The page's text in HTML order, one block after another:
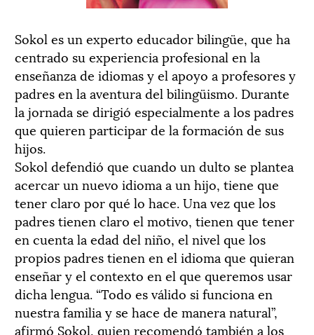
Sokol es un experto educador bilingüe, que ha
centrado su experiencia profesional en la
enseñanza de idiomas y el apoyo a profesores y
padres en la aventura del bilingüismo. Durante
la jornada se dirigió especialmente a los padres
que quieren participar de la formación de sus
hijos.
Sokol defendió que cuando un dulto se plantea
acercar un nuevo idioma a un hijo, tiene que
tener claro por qué lo hace. Una vez que los
padres tienen claro el motivo, tienen que tener
en cuenta la edad del niño, el nivel que los
propios padres tienen en el idioma que quieran
enseñar y el contexto en el que queremos usar
dicha lengua. “Todo es válido si funciona en
nuestra familia y se hace de manera natural”,
afirmó Sokol, quien recomendó también a los